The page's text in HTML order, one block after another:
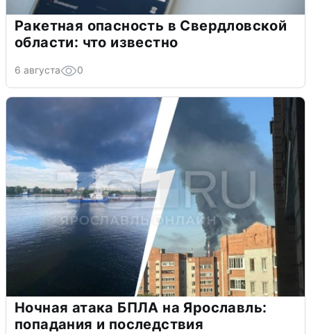
Ракетная опасность в Свердловской
области: что известно
6 августа 0
Ночная атака БПЛА на Ярославль:
попадания и последствия